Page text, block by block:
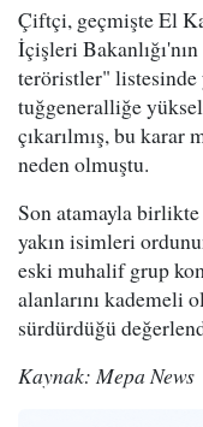
Çiftçi, geçmişte El
İçişleri
teröristler" listesinde
tuğgeneralliğe
çıkarılmış, bu
neden olmuştu.
Son atamayla
yakın isimleri
eski muhalif grup
alanlarını kademeli
sürdürdüğü
Kaynak: Mepa News